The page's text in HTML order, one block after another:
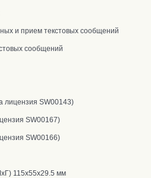
и прием текстовых сообщений
сообщений
лицензия SW00143)
SW00167)
SW00166)
115х55х29.5 мм